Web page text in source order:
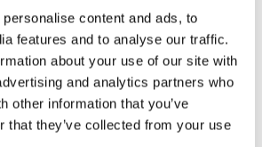
content and ads, to
features and to analyse our traffic.
about your use of our site with
and analytics partners who
other information that you’ve
that they’ve collected from your use
JA ALKUKESÄN MESSUILLA